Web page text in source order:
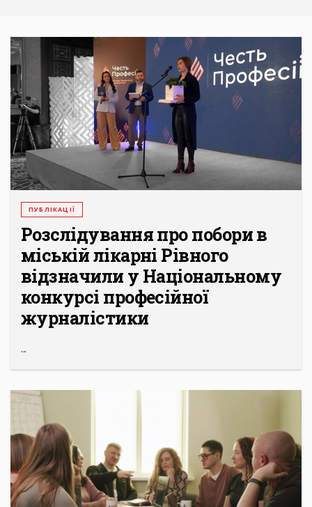
ПУБЛІКАЦІЇ
Розслідування про побори в
міській лікарні Рівного
відзначили у Національному
конкурсі професійної
журналістики
...